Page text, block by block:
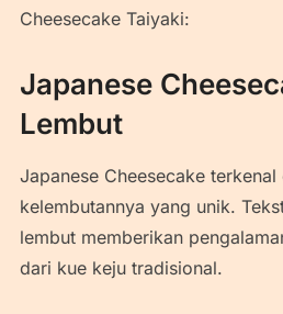
Cheesecake Taiyaki:
Japanese
Lembut
Japanese Cheesecake terkenal
kelembutannya yang unik.
lembut memberikan
dari kue keju tradisional.